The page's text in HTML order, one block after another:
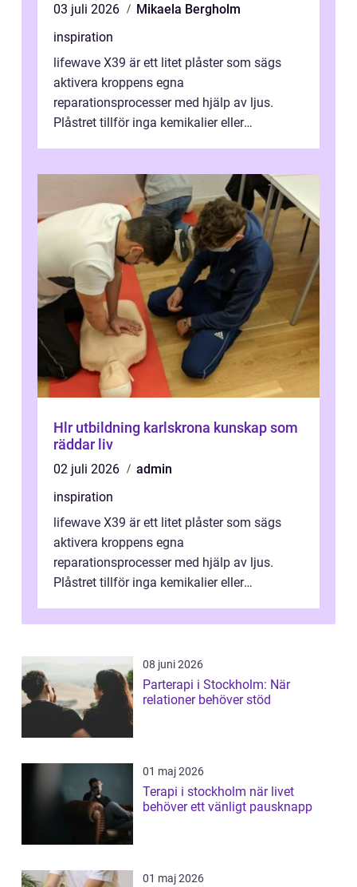
03 juli 2026
Mikaela Bergholm
inspiration
lifewave X39 är ett litet plåster som sägs
aktivera kroppens egna
reparationsprocesser med hjälp av ljus.
Plåstret tillför inga kemikalier eller
Hlr utbildning karlskrona kunskap som
räddar liv
02 juli 2026
admin
inspiration
lifewave X39 är ett litet plåster som sägs
aktivera kroppens egna
reparationsprocesser med hjälp av ljus.
Plåstret tillför inga kemikalier eller
ljusbaserad stimula...
08 juni 2026
Parterapi i Stockholm: När
relationer behöver stöd
01 maj 2026
Terapi i stockholm när livet
behöver ett vänligt pausknapp
01 maj 2026